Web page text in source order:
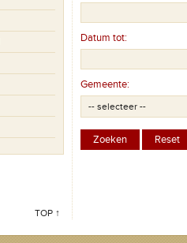
TOP ↑
Datum tot:
Gemeente: